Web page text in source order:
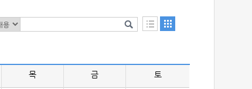
목 금 토